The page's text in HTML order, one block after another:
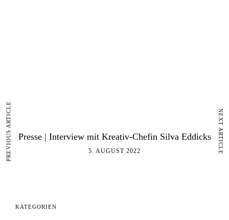
Presse | Interview mit Kreativ-Chefin Silva Eddicks
5. AUGUST 2022
PREVIOUS ARTICLE NEXT ARTICLE
KATEGORIEN